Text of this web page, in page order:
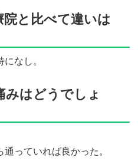
と比べて違いは
なし。
はどうでしょ
っていれば良かった。